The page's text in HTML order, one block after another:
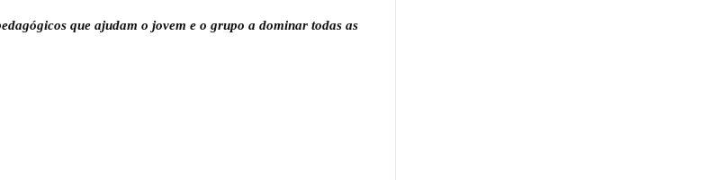
que ajudam o jovem e o grupo a dominar todas as